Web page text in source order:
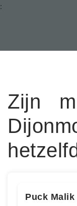
:
Zijn
Puck Malik